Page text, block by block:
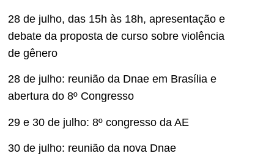
28 de julho, das 15h às 18h, apresentação e
debate da proposta de curso sobre violência
de gênero
28 de julho: reunião da Dnae em Brasília e
abertura do 8º Congresso
29 e 30 de julho: 8º congresso da AE
30 de julho: reunião da nova Dnae